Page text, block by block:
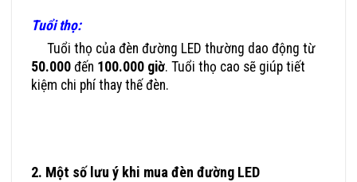
Tuổi thọ:
Tuổi thọ của đèn đường LED thường dao động từ
50.000 đến 100.000 giờ. Tuổi thọ cao sẽ giúp tiết
kiệm chi phí thay thế đèn.
2. Một số lưu ý khi mua đèn đường LED